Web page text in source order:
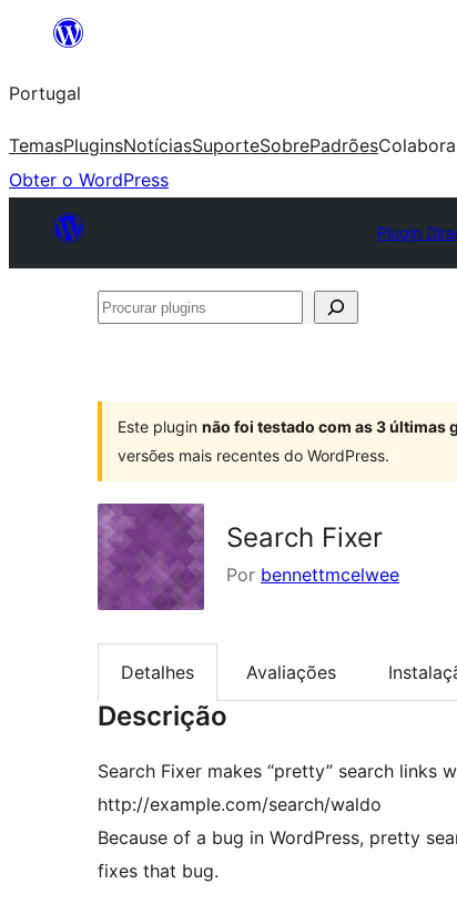
Saltar
o
conteúdo
Portugal
TemasPluginsNotíciasSuporteSobrePadrõesColabora
Obter o WordPress
Plugin
Procurar
Este plugin não foi testado com as 3 últimas
versões mais recentes do WordPress.
Search Fixer
Por bennettmcelwee
Detalhes Avaliações
Descrição
Search Fixer makes “pretty” search
http://example.com/search/waldo
Because of a bug in WordPress, pretty
fixes that bug.